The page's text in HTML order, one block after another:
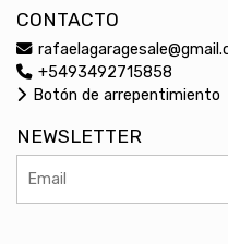
CONTACTO
+5493492715858
Botón de arrepentimiento
NEWSLETTER